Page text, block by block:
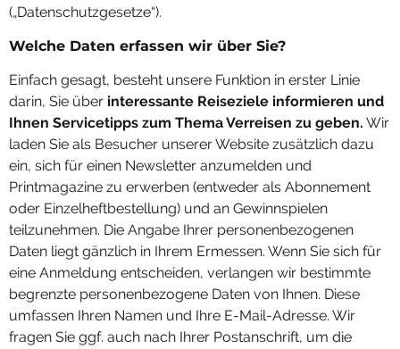
(„Datenschutzgesetze“).
Welche Daten erfassen wir über Sie?
Einfach gesagt, besteht unsere Funktion in erster Linie
darin, Sie über interessante Reiseziele informieren und
Ihnen Servicetipps zum Thema Verreisen zu geben. Wir
laden Sie als Besucher unserer Website zusätzlich dazu
ein, sich für einen Newsletter anzumelden und
Printmagazine zu erwerben (entweder als Abonnement
oder Einzelheftbestellung) und an Gewinnspielen
teilzunehmen. Die Angabe Ihrer personenbezogenen
Daten liegt gänzlich in Ihrem Ermessen. Wenn Sie sich für
eine Anmeldung entscheiden, verlangen wir bestimmte
begrenzte personenbezogene Daten von Ihnen. Diese
umfassen Ihren Namen und Ihre E-Mail-Adresse. Wir
fragen Sie ggf. auch nach Ihrer Postanschrift, um die